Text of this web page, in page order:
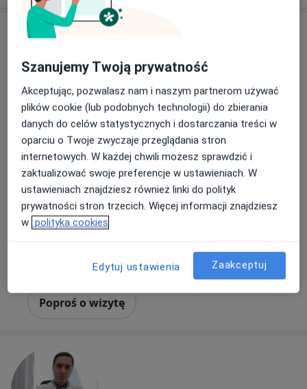
Bezpieczne płatności
dr n. med. Tomasz Skowerski
Kardiolog·Więcej
199 opinii
Poniatowskiego 14, Katowice • Mapa
NZOZ "MED-VOX"
250 zł
Poproś o wizytę
Szanujemy Twoją prywatność
Akceptując, pozwalasz nam i naszym partnerom używać
plików cookie (lub podobnych technologii) do zbierania
danych do celów statystycznych i dostarczania treści w
oparciu o Twoje zwyczaje przeglądania stron
internetowych. W każdej chwili możesz sprawdzić i
zaktualizować swoje preferencje w ustawieniach. W
ustawieniach znajdziesz również linki do polityk
prywatności stron trzecich. Więcej informacji znajdziesz
w polityka cookies
Edytuj ustawienia Zaakceptuj